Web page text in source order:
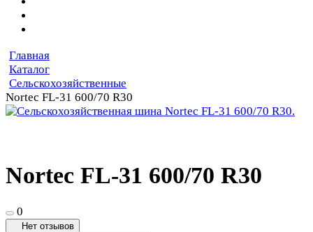
Главная
Каталог
Сельскохозяйственные
Nortec FL-31 600/70 R30
Nortec FL-31 600/70 R30
0
Нет отзывов